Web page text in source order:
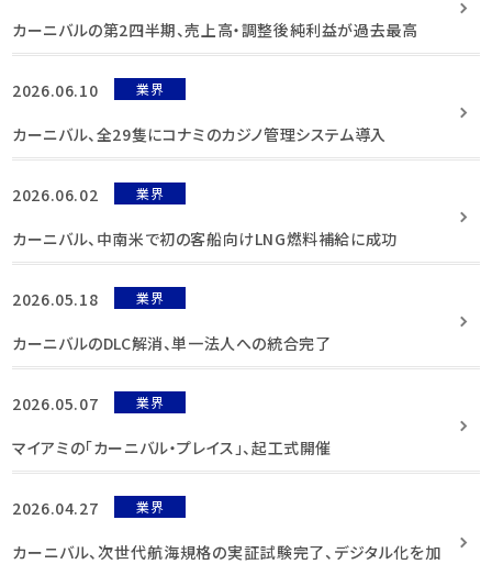
カーニバルの第2四半期、売上高・調整後純利益が過去最高
2026.06.10 業界
カーニバル、全29隻にコナミのカジノ管理システム導入
2026.06.02 業界
カーニバル、中南米で初の客船向けLNG燃料補給に成功
2026.05.18 業界
カーニバルのDLC解消、単一法人への統合完了
2026.05.07 業界
マイアミの「カーニバル・プレイス」、起工式開催
2026.04.27 業界
カーニバル、次世代航海規格の実証試験完了、デジタル化を加